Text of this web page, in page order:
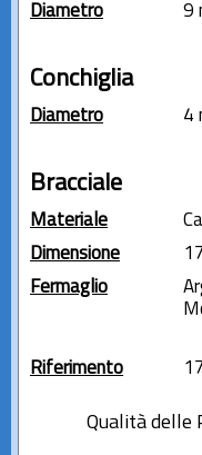
Diametro 9
Conchiglia
Diametro 4
Bracciale
Materiale
Dimensione
Fermaglio
Riferimento
Qualità delle